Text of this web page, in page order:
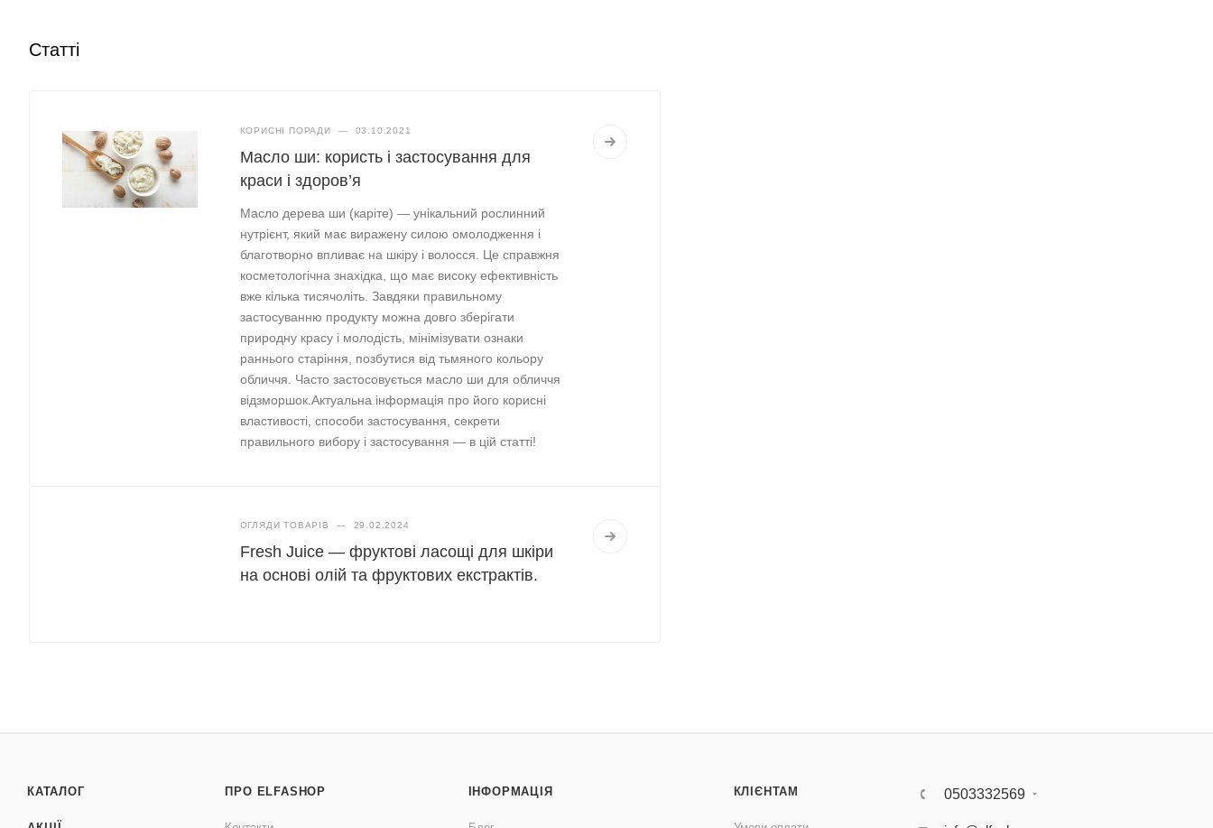
Статті
КОРИСНІ ПОРАДИ — 03.10.2021
Масло ши: користь і застосування для
краси і здоров’я
Масло дерева ши (каріте) — унікальний рослинний
нутрієнт, який має виражену силою омолодження і
благотворно впливає на шкіру і волосся. Це справжня
косметологічна знахідка, що має високу ефективність
вже кілька тисячоліть. Завдяки правильному
застосуванню продукту можна довго зберігати
природну красу і молодість, мінімізувати ознаки
раннього старіння, позбутися від тьмяного кольору
обличчя. Часто застосовується масло ши для обличчя
відзморшок.Актуальна інформація про його корисні
властивості, способи застосування, секрети
правильного вибору і застосування — в цій статті!
ОГЛЯДИ ТОВАРІВ — 29.02.2024
Fresh Juice — фруктові ласощі для шкіри
на основі олій та фруктових екстрактів.
КАТАЛОГ ПРО ELFASHOP ІНФОРМАЦІЯ КЛІЄНТАМ 0503332569